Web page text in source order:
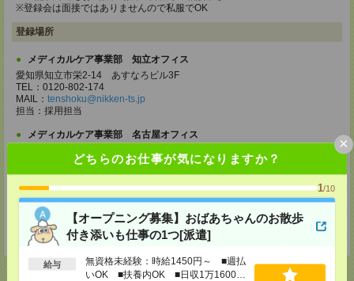
どちらのお仕事が気になりますか？
1/10
【オープニング募集】おばあちゃんのお散歩
付き添いも仕事の1つ[派遣]
給与
無資格未経験：時給1450円～ ■週払
いOK ■扶養内OK ■日収1万1600円
×
※登録会は面接ではありませんので私服でOK
登録場所
メディカルケア事業部 知立オフィス
愛知県知立市栄2-14 あすなろビル3F
TEL：0120-802-174
MAIL： tenshoku@nikken-ts.jp
担当：採用担当
メディカルケア事業部 名古屋オフィス
愛知県名古屋市西区牛島町2-5 TOMITA.BLD 4階
TEL：0120-455-091
MAIL：tenshoku@nikken-ts.jp
担当：採用担当
登録交通費
★今ならご来社登録でQUOカード2000円分をプレゼント中★